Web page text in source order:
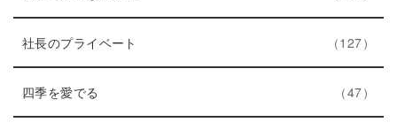
数
リ
数
ン
リ
数
社長のプライベート
ン
リ
127
四季を愛でる
ン
47